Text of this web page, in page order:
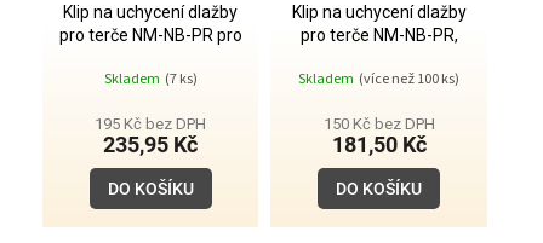
Klip na uchycení dlažby
pro terče NM-NB-PR pro
vrchní
Skladem (7 ks)
195 Kč bez DPH
235,95 Kč
DO KOŠÍKU
Klip na uchycení dlažby
pro terče NM-NB-PR,
Skladem (více než 100 ks)
150 Kč bez DPH
181,50 Kč
DO KOŠÍKU